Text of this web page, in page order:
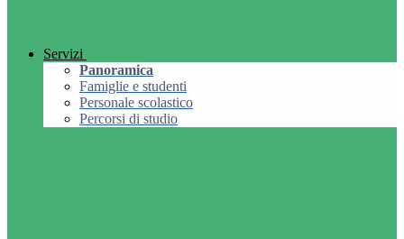
Servizi
Panoramica
Famiglie e studenti
Personale scolastico
Percorsi di studio